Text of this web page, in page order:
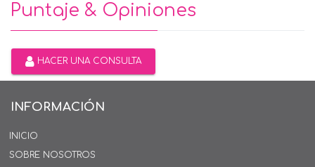
Puntaje & Opiniones
HACER UNA CONSULTA
INFORMACIÓN
INICIO
SOBRE NOSOTROS